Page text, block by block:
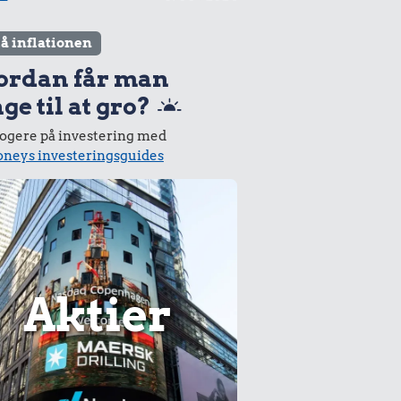
inflationen
får man
til at gro?
på investering med
investeringsguides
Aktier